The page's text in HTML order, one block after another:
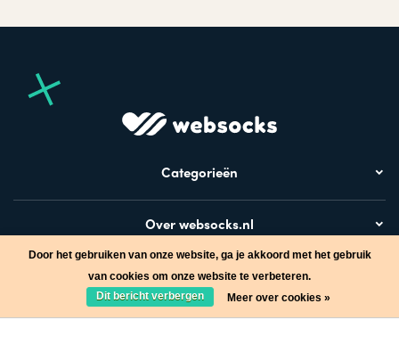
Categorieën
Over websocks.nl
Bezoek ook
Door het gebruiken van onze website, ga je akkoord met het gebruik
van cookies om onze website te verbeteren.
Dit bericht verbergen
Meer over cookies »